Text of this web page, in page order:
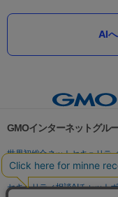
AI
GMOインターネットグル
世界初総合ネットセキュリテ
パスワード漏洩診断
Web
セキュリティ相談AIチャット